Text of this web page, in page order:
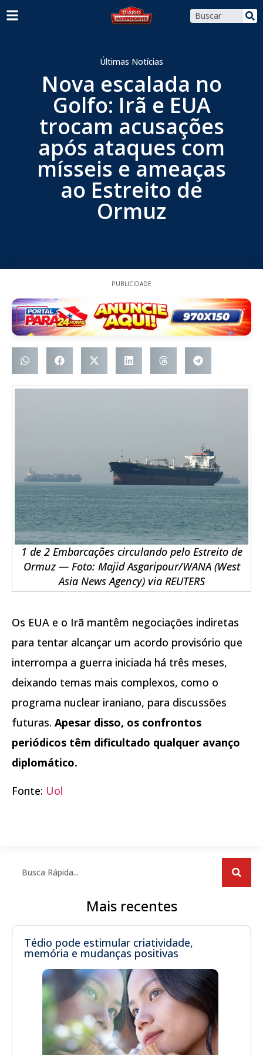
Últimas Notícias
Nova escalada no
Golfo: Irã e EUA
trocam acusações
após ataques com
mísseis e ameaças
ao Estreito de
Ormuz
PUBLICIDADE
1 de 2 Embarcações circulando pelo Estreito de
Ormuz — Foto: Majid Asgaripour/WANA (West
Asia News Agency) via REUTERS
Os EUA e o Irã mantêm negociações indiretas
para tentar alcançar um acordo provisório que
interrompa a guerra iniciada há três meses,
deixando temas mais complexos, como o
programa nuclear iraniano, para discussões
futuras. Apesar disso, os confrontos
periódicos têm dificultado qualquer avanço
diplomático.
Fonte: Uol
Mais recentes
Tédio pode estimular criatividade,
memória e mudanças positivas